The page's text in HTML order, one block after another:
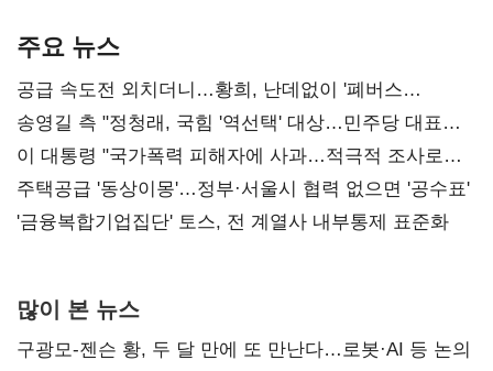
주요 뉴스
공급 속도전 외치더니…황희, 난데없이 '폐버스
리모델링' 제안
송영길 측 "정청래, 국힘 '역선택' 대상…민주당 대표로
총선 지휘 못해"
이 대통령 "국가폭력 피해자에 사과…적극적 조사로
진실 밝혀야"
주택공급 '동상이몽'…정부·서울시 협력 없으면 '공수표'
'금융복합기업집단' 토스, 전 계열사 내부통제 표준화
많이 본 뉴스
구광모-젠슨 황, 두 달 만에 또 만난다…로봇·AI 등 논의